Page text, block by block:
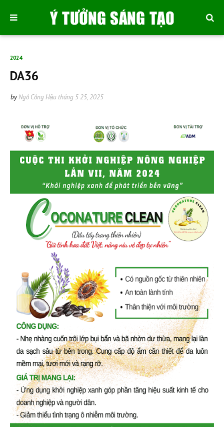
2024
DA36
byNgô Công Hậu tháng 5 25, 2025